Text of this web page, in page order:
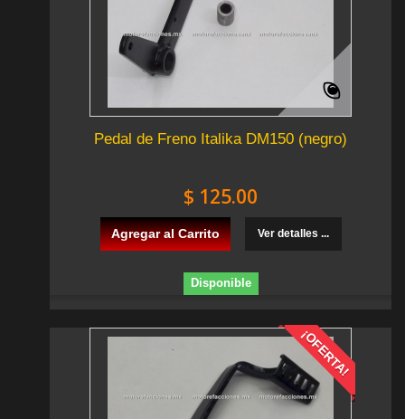
Pedal de Freno Italika DM150 (negro)
$ 125.00
Agregar al Carrito Ver detalles ...
Disponible
¡OFERTA!